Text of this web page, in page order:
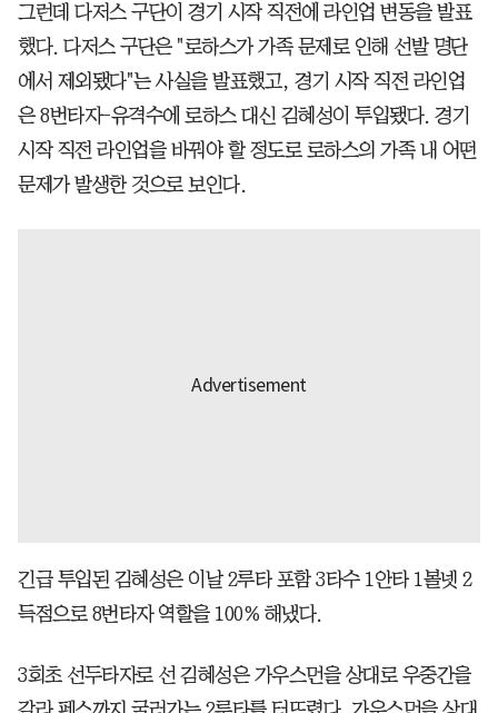
그런데 다저스 구단이 경기 시작 직전에 라인업 변동을 발표
했다. 다저스 구단은 "로하스가 가족 문제로 인해 선발 명단
에서 제외됐다"는 사실을 발표했고, 경기 시작 직전 라인업
은 8번타자-유격수에 로하스 대신 김혜성이 투입됐다. 경기
시작 직전 라인업을 바꿔야 할 정도로 로하스의 가족 내 어떤
문제가 발생한 것으로 보인다.
긴급 투입된 김혜성은 이날 2루타 포함 3타수 1안타 1볼넷 2
득점으로 8번타자 역할을 100% 해냈다.
3회초 선두타자로 선 김혜성은 가우스먼을 상대로 우중간을